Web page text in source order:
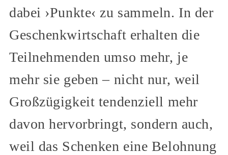
dabei ›Punkte‹ zu sammeln. In der
Geschenkwirtschaft erhalten die
Teilnehmenden umso mehr, je
mehr sie geben – nicht nur, weil
Großzügigkeit tendenziell mehr
davon hervorbringt, sondern auch,
weil das Schenken eine Belohnung